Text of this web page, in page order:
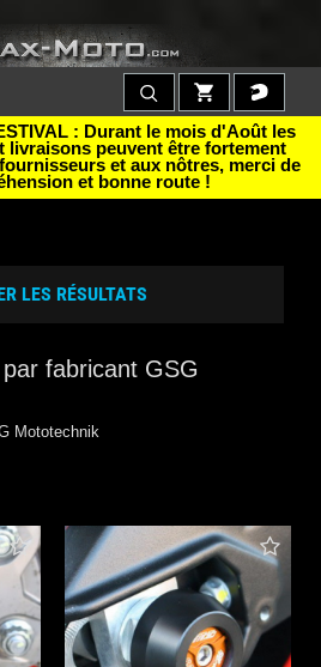
: Durant le mois d'Août les
livraisons peuvent être fortement
et aux nôtres, merci de
et bonne route !
LES RÉSULTATS
fabricant GSG
Mototechnik